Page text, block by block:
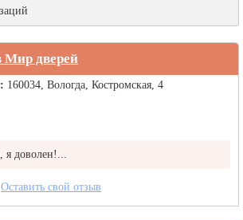
Мир дверей
160034, Вологда, Костромская, 4
я доволен!...
Оставить свой отзыв